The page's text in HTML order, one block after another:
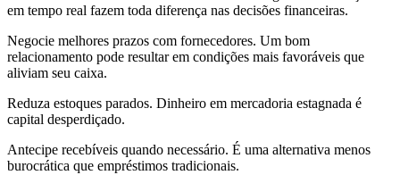
em tempo real fazem toda diferença nas decisões financeiras.
Negocie melhores prazos com fornecedores. Um bom
relacionamento pode resultar em condições mais favoráveis que
aliviam seu caixa.
Reduza estoques parados. Dinheiro em mercadoria estagnada é
capital desperdiçado.
Antecipe recebíveis quando necessário. É uma alternativa menos
burocrática que empréstimos tradicionais.